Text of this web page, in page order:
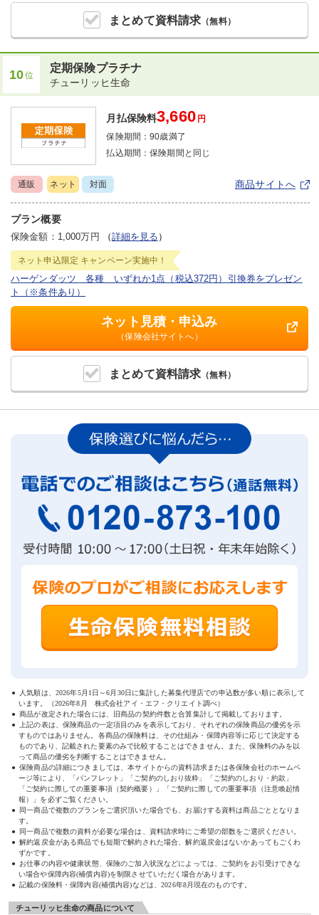
まとめて資料請求 （無料）
10位
まとめて資料請求 （無料）
定期保険プラチナ
チューリッヒ生命
ネット見積・申込み
（保険会社サイトへ）
月払保険料3,660 円
保険期間：90歳満了
払込期間：保険期間と同じ
通販 ネット 対面 商品サイトへ
プラン概要
保険金額：1,000万円 （詳細を見る ）
ネット申込限定 キャンペーン実施中！
ハーゲンダッツ 各種 いずれか1点（税込372円）引換券をプレゼン
ト（※条件あり）
人気順は、 2026年5月1日～6月30日 に集計した募集代理店での申込数が多い順に表示して
います。（2026年8月
株式会社アイ・エフ・クリエイト調べ）
商品が改定された場合には、旧商品の契約件数と合算集計して掲載しております。
上記の表は、保険商品の一定項目のみを表示しており、それぞれの保険商品の優劣を示
すものではありません。各商品の保険料は、その仕組み・保障内容等に応じて決定する
ものであり、記載された要素のみで比較することはできません。また、保険料のみを以
って商品の優劣を判断することはできません。
保険商品の詳細につきましては、本サイトからの資料請求または各保険会社のホームペ
ージ等により、「パンフレット」「ご契約のしおり抜粋」「ご契約のしおり・約款」
「ご契約に際しての重要事項（契約概要）」「ご契約に際しての重要事項（注意喚起情
報）」を必ずご覧ください。
同一商品で複数のプランをご選択頂いた場合でも、お届けする資料は商品ごととなりま
す。
同一商品で複数の資料が必要な場合は、資料請求時にご希望の部数をご選択ください。
解約返戻金がある商品でも短期で解約された場合、解約返戻金はないかあってもごくわ
ずかです。
お仕事の内容や健康状態、保険のご加入状況などによっては、ご契約をお引受けできな
い場合や保障内容(補償内容)を制限させていただく場合があります。
記載の保険料・保障内容(補償内容)などは、2026年8月現在のものです。
チューリッヒ生命の商品について